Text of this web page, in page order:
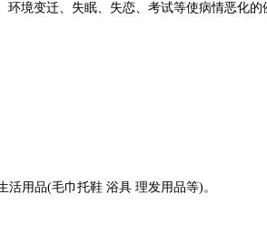
境变迁、失眠、失恋、考试等使病情恶化
用品(毛巾托鞋 浴具 理发用品等)。